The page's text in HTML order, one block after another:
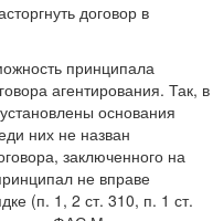
договор в
принципала
агентирования. Так, в
основания
них не назван
заключенного на
не вправе
(п. 1, 2 ст. 310, п. 1 ст.